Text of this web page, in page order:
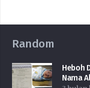
Random
Heboh
Nama